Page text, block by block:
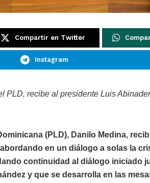
Compartir en Twitter
Instagram
PLD, recibe al presidente Luis
(PLD), Danilo Medina,
en un diálogo a solas la
continuidad al diálogo iniciado
y que se desarrolla en las